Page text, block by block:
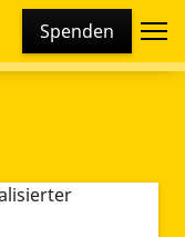
Spenden
Cookies und
Cookies und